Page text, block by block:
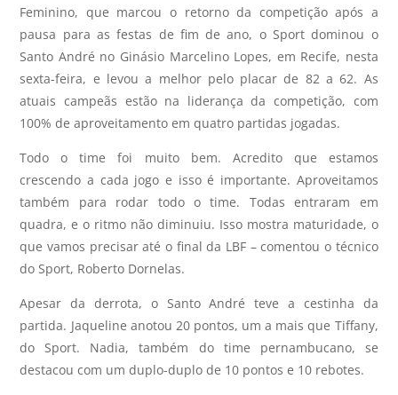
Feminino, que marcou o retorno da competição após a
pausa para as festas de fim de ano, o Sport dominou o
Santo André no Ginásio Marcelino Lopes, em Recife, nesta
sexta-feira, e levou a melhor pelo placar de 82 a 62. As
atuais campeãs estão na liderança da competição, com
100% de aproveitamento em quatro partidas jogadas.
Todo o time foi muito bem. Acredito que estamos
crescendo a cada jogo e isso é importante. Aproveitamos
também para rodar todo o time. Todas entraram em
quadra, e o ritmo não diminuiu. Isso mostra maturidade, o
que vamos precisar até o final da LBF – comentou o técnico
do Sport, Roberto Dornelas.
Apesar da derrota, o Santo André teve a cestinha da
partida. Jaqueline anotou 20 pontos, um a mais que Tiffany,
do Sport. Nadia, também do time pernambucano, se
destacou com um duplo-duplo de 10 pontos e 10 rebotes.